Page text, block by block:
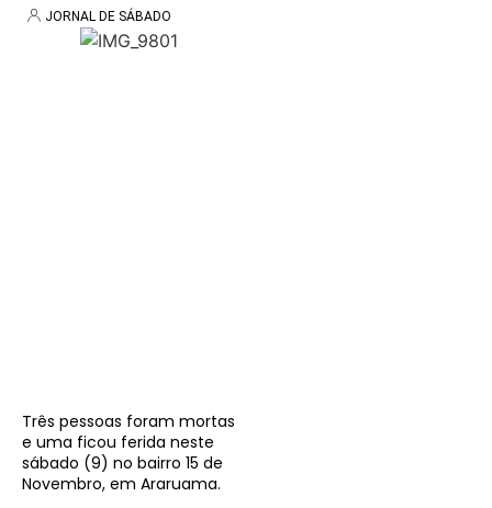
JORNAL DE SÁBADO
Três pessoas foram mortas
e uma ficou ferida neste
sábado (9) no bairro 15 de
Novembro, em Araruama.